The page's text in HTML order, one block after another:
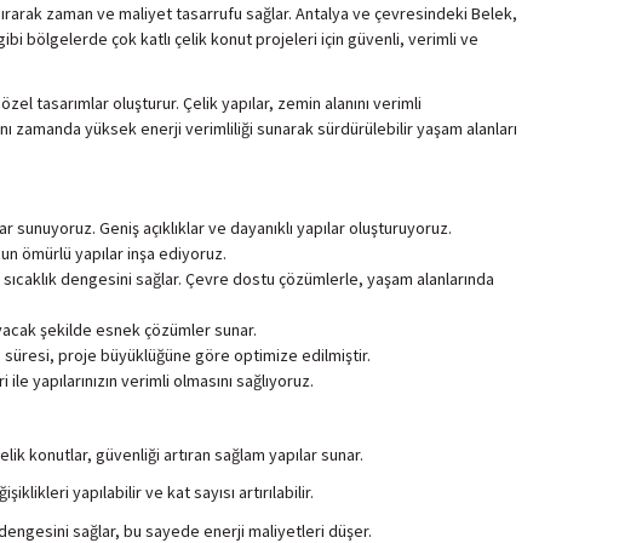
zaman ve maliyet tasarrufu sağlar. Antalya ve çevresindeki Belek,
bölgelerde çok katlı çelik konut projeleri için güvenli, verimli ve
tasarımlar oluşturur. Çelik yapılar, zemin alanını verimli
zamanda yüksek enerji verimliliği sunarak sürdürülebilir yaşam alanları
Geniş açıklıklar ve dayanıklı yapılar oluşturuyoruz.
ömürlü yapılar inşa ediyoruz.
dengesini sağlar. Çevre dostu çözümlerle, yaşam alanlarında
şekilde esnek çözümler sunar.
süresi, proje büyüklüğüne göre optimize edilmiştir.
yapılarınızın verimli olmasını sağlıyoruz.
konutlar, güvenliği artıran sağlam yapılar sunar.
yapılabilir ve kat sayısı artırılabilir.
sağlar, bu sayede enerji maliyetleri düşer.